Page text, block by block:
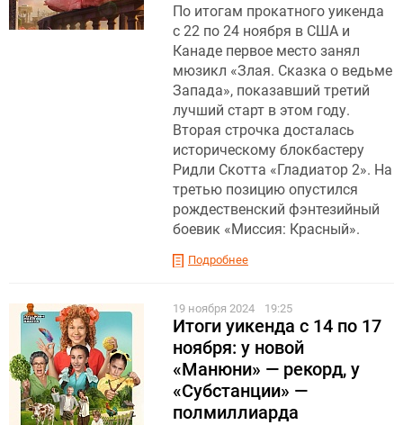
По итогам прокатного уикенда
с 22 по 24 ноября в США и
Канаде первое место занял
мюзикл «Злая. Сказка о ведьме
Запада», показавший третий
лучший старт в этом году.
Вторая строчка досталась
историческому блокбастеру
Ридли Скотта «Гладиатор 2». На
третью позицию опустился
рождественский фэнтезийный
боевик «Миссия: Красный».
Подробнее
19 ноября 2024 19:25
Итоги уикенда с 14 по 17
ноября: у новой
«Манюни» — рекорд, у
«Субстанции» —
полмиллиарда